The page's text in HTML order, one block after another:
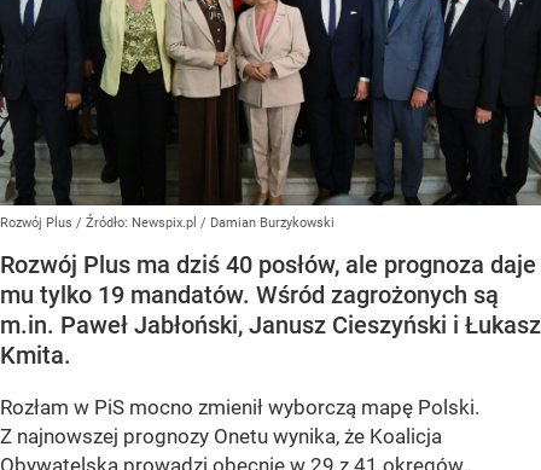
Rozwój Plus / Źródło: Newspix.pl / Damian Burzykowski
Rozwój Plus ma dziś 40 posłów, ale prognoza daje
mu tylko 19 mandatów. Wśród zagrożonych są
m.in. Paweł Jabłoński, Janusz Cieszyński i Łukasz
Kmita.
Rozłam w PiS mocno zmienił wyborczą mapę Polski.
Z najnowszej prognozy Onetu wynika, że Koalicja